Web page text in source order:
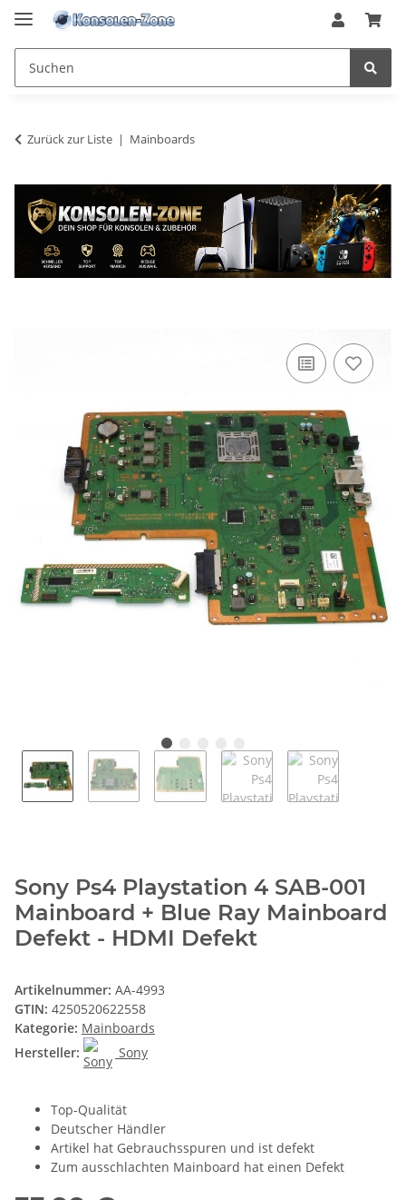
Zurück zur Liste Mainboards
Sony Ps4 Playstation 4 SAB-001
Mainboard + Blue Ray Mainboard
Defekt - HDMI Defekt
Artikelnummer: AA-4993
GTIN: 4250520622558
Kategorie: Mainboards
Hersteller:
Sony
Top-Qualität
Deutscher Händler
Artikel hat Gebrauchsspuren und ist defekt
Zum ausschlachten Mainboard hat einen Defekt